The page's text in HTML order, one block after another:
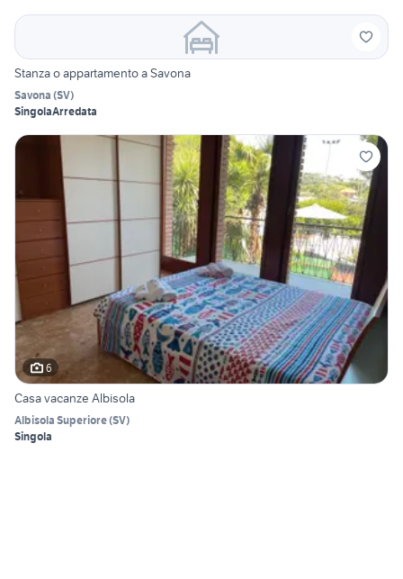
Stanza o appartamento a Savona
Savona (SV)
SingolaArredata
6
Casa vacanze Albisola
Albisola Superiore(SV)
Singola